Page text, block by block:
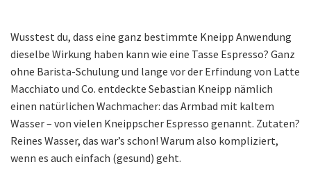
Wusstest du, dass eine ganz bestimmte Kneipp Anwendung
dieselbe Wirkung haben kann wie eine Tasse Espresso? Ganz
ohne Barista-Schulung und lange vor der Erfindung von Latte
Macchiato und Co. entdeckte Sebastian Kneipp nämlich
einen natürlichen Wachmacher: das Armbad mit kaltem
Wasser – von vielen Kneippscher Espresso genannt. Zutaten?
Reines Wasser, das war’s schon! Warum also kompliziert,
wenn es auch einfach (gesund) geht.